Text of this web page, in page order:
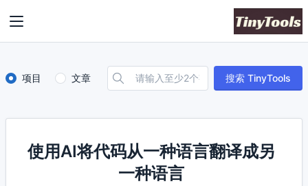
项目 文章 搜索 TinyTools
使用AI将代码从一种语言翻译成另
一种语言